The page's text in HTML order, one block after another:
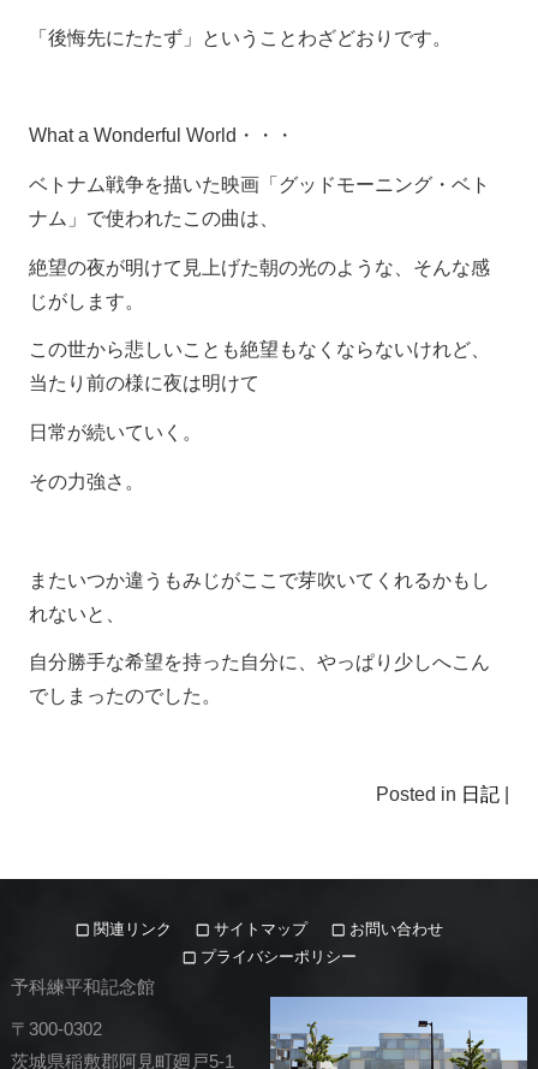
「後悔先にたたず」ということわざどおりです。
What a Wonderful World・・・
ベトナム戦争を描いた映画「グッドモーニング・ベト
ナム」で使われたこの曲は、
絶望の夜が明けて見上げた朝の光のような、そんな感
じがします。
この世から悲しいことも絶望もなくならないけれど、
当たり前の様に夜は明けて
日常が続いていく。
その力強さ。
またいつか違うもみじがここで芽吹いてくれるかもし
れないと、
自分勝手な希望を持った自分に、やっぱり少しへこん
でしまったのでした。
Posted in 日記|
予科練平和記念館
〒300-0302
茨城県稲敷郡阿見町廻戸5-1
関連リンク サイトマップ
お問い合わせ
プライバシーポリシー